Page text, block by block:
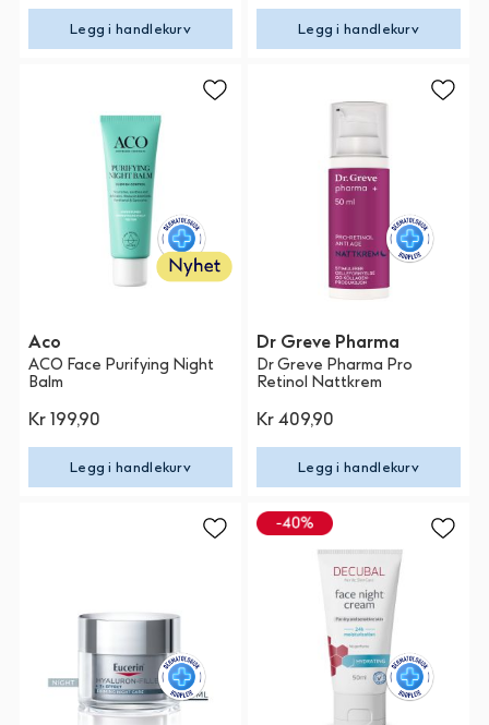
Legg i handlekurv Legg i handlekurv
Aco
ACO Face Purifying Night
Balm
Kr 199,90
Legg i handlekurv
Dr Greve Pharma
Dr Greve Pharma Pro
Retinol Nattkrem
Kr 409,90
Legg i handlekurv